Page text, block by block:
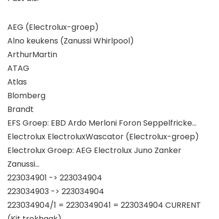
AEG (Electrolux-groep)
Alno keukens (Zanussi Whirlpool)
ArthurMartin
ATAG
Atlas
Blomberg
Brandt
EFS Groep: EBD Ardo Merloni Foron Seppelfricke…
Electrolux ElectroluxWascator (Electrolux-groep)
Electrolux Groep: AEG Electrolux Juno Zanker
Zanussi…
223034901 -> 223034904
223034903 -> 223034904
223034904/1 = 2230349041 = 223034904 CURRENT